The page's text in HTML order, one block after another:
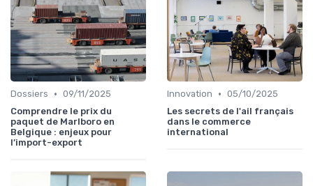
Dossiers • 09/11/2025
Comprendre le prix du
paquet de Marlboro en
Belgique : enjeux pour
l’import-export
Innovation • 05/10/2025
Les secrets de l'ail français
dans le commerce
international